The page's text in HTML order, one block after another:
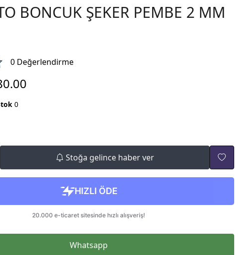
BONCUK ŞEKER PEMBE 2 MM
0 Değerlendirme
0
Stoğa gelince haber ver
Whatsapp